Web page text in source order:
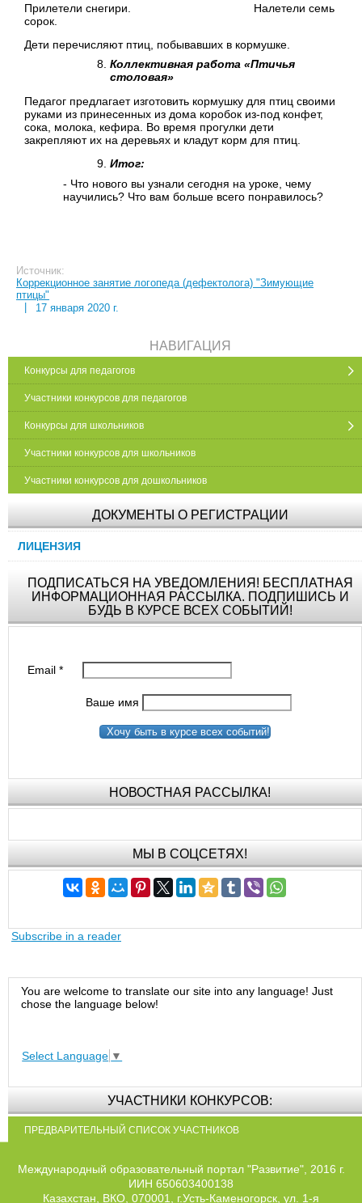
Прилетели снегири. Налетели семь
сорок.
Дети перечисляют птиц, побывавших в кормушке.
Коллективная работа «Птичья
столовая»
Педагог предлагает изготовить кормушку для птиц своими
руками из принесенных из дома коробок из-под конфет,
сока, молока, кефира. Во время прогулки дети
закрепляют их на деревьях и кладут корм для птиц.
Итог:
- Что нового вы узнали сегодня на уроке, чему
научились? Что вам больше всего понравилось?
Источник:
Коррекционное занятие логопеда (дефектолога) "Зимующие
птицы"
17 января 2020 г.
НАВИГАЦИЯ
Конкурсы для педагогов
Участники конкурсов для педагогов
Конкурсы для школьников
Участники конкурсов для школьников
Участники конкурсов для дошкольников
ДОКУМЕНТЫ О РЕГИСТРАЦИИ
ЛИЦЕНЗИЯ
ПОДПИСАТЬСЯ НА УВЕДОМЛЕНИЯ! БЕСПЛАТНАЯ
ИНФОРМАЦИОННАЯ РАССЫЛКА. ПОДПИШИСЬ И
БУДЬ В КУРСЕ ВСЕХ СОБЫТИЙ!
Email*
Ваше имя
Хочу быть в курсе всех событий!
НОВОСТНАЯ РАССЫЛКА!
МЫ В СОЦСЕТЯХ!
Subscribe in a reader
You are welcome to translate our site into any language! Just
chose the language below!
Select Language ▼
УЧАСТНИКИ КОНКУРСОВ:
ПРЕДВАРИТЕЛЬНЫЙ СПИСОК УЧАСТНИКОВ
Международный образовательный портал "Развитие", 2016 г.
ИИН 650603400138
Казахстан, ВКО, 070001, г.Усть-Каменогорск, ул. 1-я